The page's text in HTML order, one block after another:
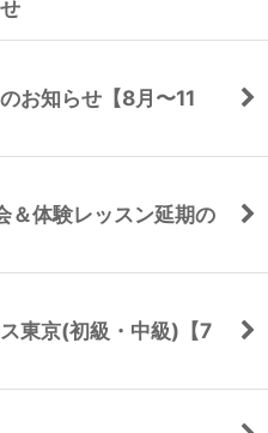
お知らせ【8月〜11
＆体験レッスン延期の
東京(初級・中級)【7